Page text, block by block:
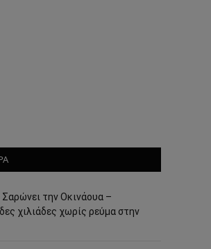
την Οκινάουα –
χιλιάδες χωρίς ρεύμα στην